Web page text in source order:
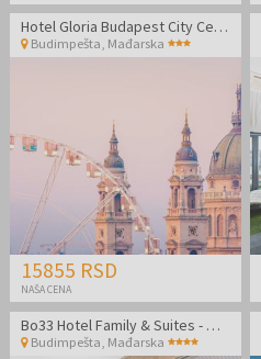
Hotel Gloria Budapest City Center
Budimpešta, Mađarska
15855 RSD
NAŠA CENA
Bo33 Hotel Family & Suites - Wellness odmor u Budimpešti
Budimpešta, Mađarska